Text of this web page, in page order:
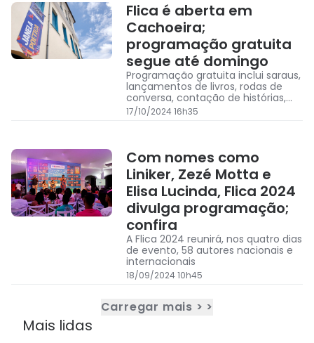
Flica é aberta em
Cachoeira;
programação gratuita
segue até domingo
Programação gratuita inclui saraus,
lançamentos de livros, rodas de
conversa, contação de histórias,
intervenções artísticas e oficinas
educativas
17/10/2024 16h35
Com nomes como
Liniker, Zezé Motta e
Elisa Lucinda, Flica 2024
divulga programação;
confira
A Flica 2024 reunirá, nos quatro dias
de evento, 58 autores nacionais e
internacionais
18/09/2024 10h45
Carregar mais > >
Mais lidas